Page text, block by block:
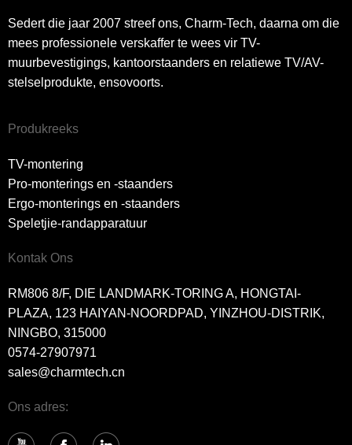
Sedert die jaar 2007 streef ons, Charm-Tech, daarna om die
mees professionele verskaffer te wees vir TV-
muurbevestigings, kantoorstaanders en relatiewe TV/AV-
stelselprodukte, ensovoorts.
Produkreeks
TV-montering
Pro-monterings en -staanders
Ergo-monterings en -staanders
Speletjie-randapparatuur
Kontak Ons
RM806 8/F, DIE LANDMARK-TORING A, HONGTAI-
PLAZA, 123 HAIYAN-NOORDPAD, YINZHOU-DISTRIK,
NINGBO, 315000
0574-27907971
sales@charmtech.cn
Ons adres: